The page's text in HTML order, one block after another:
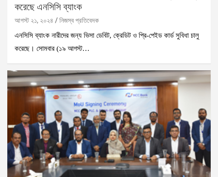
করেছে এনসিসি ব্যাংক
আগস্ট ২১, ২০২৪
নিজস্ব প্রতিবেদক
এনসিসি ব্যাংক নারীদের জন্য ভিসা ডেবিট, ক্রেডিট ও প্রি-পেইড কার্ড সুবিধা চালু
করেছে। সোমবার (১৯ আগস্ট…